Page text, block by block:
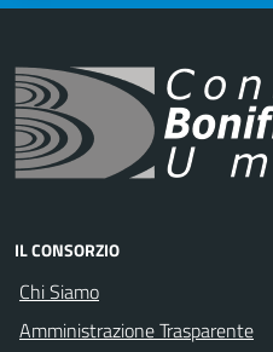
IL CONSORZIO
Chi Siamo
Amministrazione Trasparente